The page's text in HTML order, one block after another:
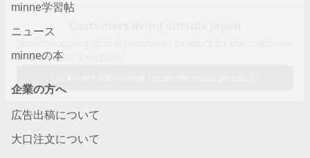
minne学習帖
ニュース
minneの本
企業の方へ
広告出稿について
大口注文について